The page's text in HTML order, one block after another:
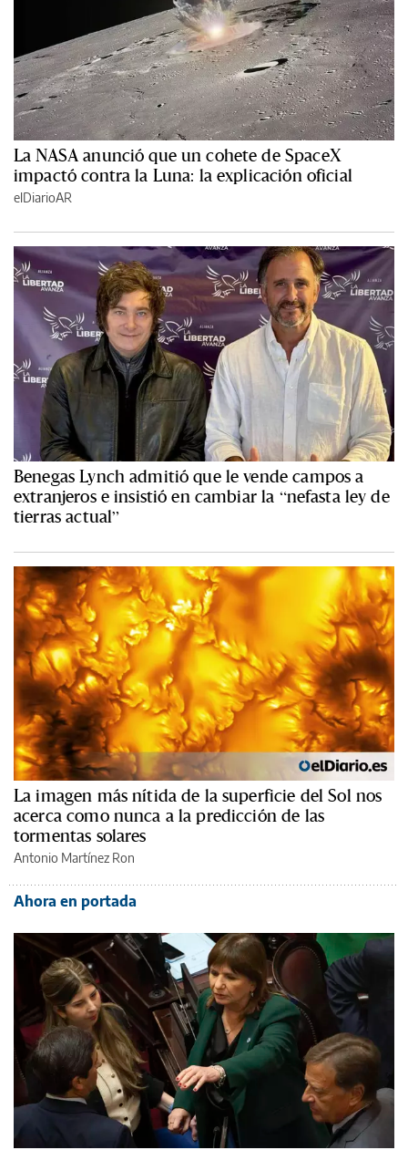
La NASA anunció que un cohete de SpaceX
impactó contra la Luna: la explicación oficial
elDiarioAR
Benegas Lynch admitió que le vende campos a
extranjeros e insistió en cambiar la “nefasta ley de
tierras actual”
La imagen más nítida de la superficie del Sol nos
acerca como nunca a la predicción de las
tormentas solares
Antonio Martínez Ron
Ahora en portada